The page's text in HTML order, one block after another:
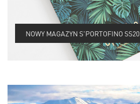
NOWY MAGAZYN S'PORTOFINO SS20